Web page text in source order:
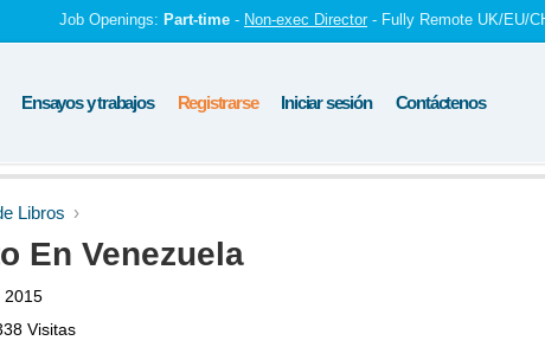
Job Openings: Part-time - Non-exec Director - Fully Remote UK/EU/
Ensayos y trabajos Registrarse Iniciar sesión Contáctenos
Libros
En Venezuela
2015
Visitas